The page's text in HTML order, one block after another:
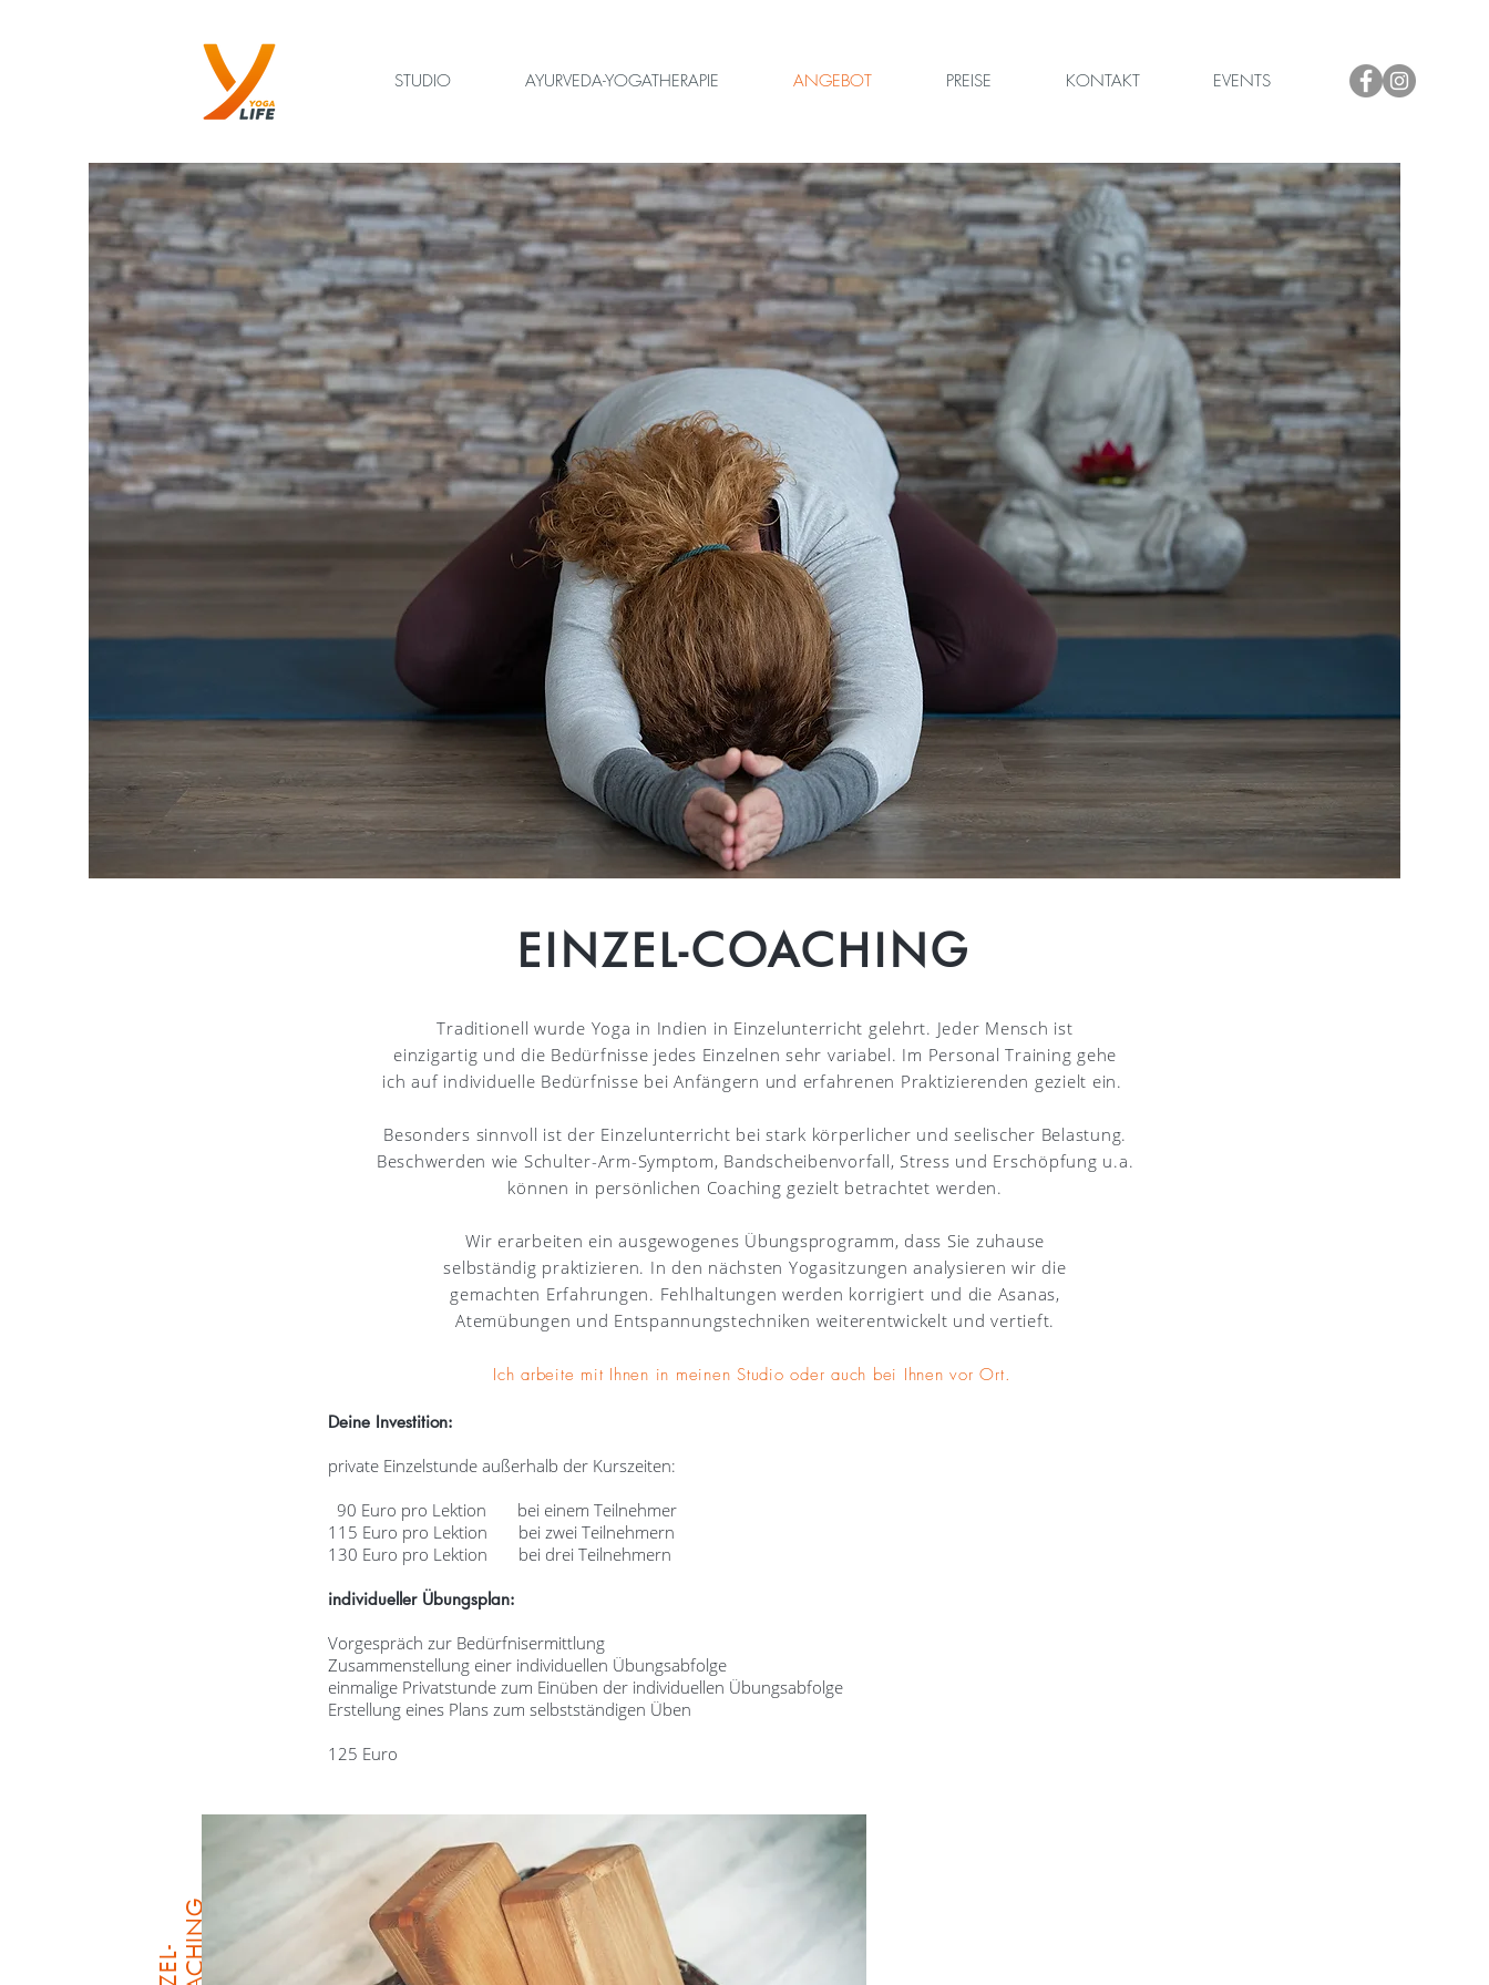
STUDIO AYURVEDA-YOGATHERAPIE ANGEBOT PREISE KONTAKT EVENTS
EINZEL-COACHING
Traditionell wurde Yoga in Indien in Einzelunterricht gelehrt. Jeder Mensch ist
einzigartig und die Bedürfnisse jedes Einzelnen sehr variabel. Im Personal Training gehe
ich auf individuelle Bedürfnisse bei Anfängern und erfahrenen Praktizierenden gezielt ein.
Besonders sinnvoll ist der Einzelunterricht bei stark körperlicher und seelischer Belastung.
Beschwerden wie Schulter-Arm-Symptom, Bandscheibenvorfall, Stress und Erschöpfung u.a.
können in persönlichen Coaching gezielt betrachtet werden.
Wir erarbeiten ein ausgewogenes Übungsprogramm, dass Sie zuhause
selbständig praktizieren. In den nächsten Yogasitzungenanalysieren wir die
gemachten Erfahrungen. Fehlhaltungen werden korrigiert und die Asanas,
Atemübungen und Entspannungstechniken weiterentwickelt und vertieft.
Ich arbeite mit Ihnen in meinen Studio oder auch bei Ihnen vor Ort.
Deine Investition:
private Einzelstunde außerhalb der Kurszeiten:
90 Euro pro Lektion bei einem Teilnehmer
115 Euro pro Lektion bei zwei Teilnehmern
130 Euro pro Lektion bei drei Teilnehmern
individueller Übungsplan:
Vorgespräch zur Bedürfnisermittlung
Zusammenstellung einer individuellen Übungsabfolge
einmalige Privatstunde zum Einüben der individuellen Übungsabfolge
Erstellung eines Plans zum selbstständigen Üben
125 Euro